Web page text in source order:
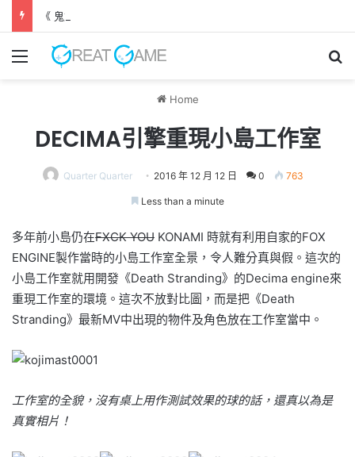
《 鬼武者 劍之道 》 實機試玩報告 源義經將是事件的起源！？
Menu
Home
DECIMA引擎重現小島工作室
Quarter Quarter 2016 年 12 月 12 日 0 763
Less than a minute
多年前小島仍在FXCK YOU KONAMI 時就有利用自家的FOX
ENGINE製作當時的小島工作室全景，令人難分真與假。這次的
小島工作室就用開發《Death Stranding》的Decima engine來
重現工作室的環境。這次不放對比圖，而是把《Death
Stranding》最新MV中出現的物件及角色放在工作室當中 。
工作室的全貌，沒有桌上用作測試效果的球的話，還真以為是
真實相片！